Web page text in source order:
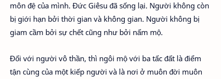
môn đệ của mình. Đức Giêsu đã sống lại. Người không còn
bị giới hạn bởi thời gian và không gian. Người không bị
giam cầm bởi sự chết cũng như bởi nấm mộ.
Đối với người vô thần, thì ngôi mộ với ba tấc đất là điểm
tận cùng của một kiếp người và là nơi ở muôn đời muôn